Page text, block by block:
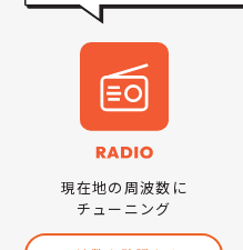
現在地の周波数に
チューニング